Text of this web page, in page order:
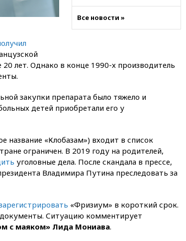
06:33ВВС: работы Бэнкси
05:37
Почти треть россиян
02:38
нашли потопленный в 1942
01:20 Bloomberg: Пентагон
просит оборонные компании
увеличить производство
00:33 CNBC: Burger King вышел
на второе место среди сетей
вчера, 23:23 Bloomberg: США
хотят испытать ПРО «Золотой
купол» в этом году
Все новости »
лет. Однако в конце 1990-х производитель
закупки препарата было тяжело и
детей приобретали его у
«Клобазам») входит в список
ограничен. В 2019 году на родителей,
уголовные дела. После скандала в прессе,
Владимира Путина преследовать за
«Фризиум» в короткий срок.
Ситуацию комментирует
с маяком» Лида Мониава.